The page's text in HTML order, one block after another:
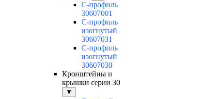
С-профиль
30607001
С-профиль
изогнутый
30607031
С-профиль
изогнутый
30607030
Кронштейны и
крышки серии 30
▼